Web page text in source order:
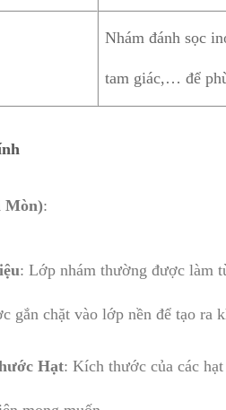
Nhám đánh sọc
tam giác,… để
Mòn):
: Lớp nhám thường được làm
gắn chặt vào lớp nền để tạo ra
Hạt: Kích thước của các